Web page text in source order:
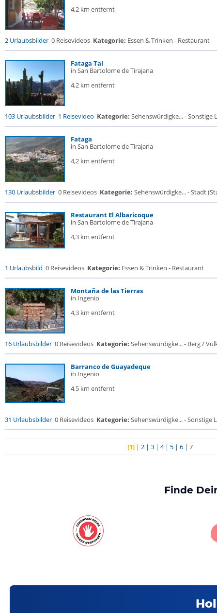
4,2 km entfernt
2 Urlaubsbilder 0 Reisevideos Kategorie: Essen & Trinken - Restaurant
Fataga Tal
in San Bartolome de Tirajana
4,2 km entfernt
103 Urlaubsbilder 1 Reisevideo Kategorie: Sehenswürdigke... - Sonstige
Fataga
in San Bartolome de Tirajana
4,2 km entfernt
130 Urlaubsbilder 0 Reisevideos Kategorie: Sehenswürdigke... - Stadt
Restaurant El Albaricoque
in San Bartolome de Tirajana
4,3 km entfernt
1 Urlaubsbild 0 Reisevideos Kategorie: Essen & Trinken - Restaurant
Montaña de las Tierras
in Ingenio
4,3 km entfernt
16 Urlaubsbilder 0 Reisevideos Kategorie: Sehenswürdigke... - Berg /
Barranco de Guayadeque
in Ingenio
4,5 km entfernt
31 Urlaubsbilder 0 Reisevideos Kategorie: Sehenswürdigke... - Sonstige
[1] |2 |3 |4| 5 |6 |7
Finde